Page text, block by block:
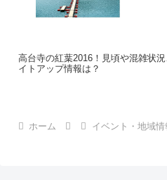
高台寺の紅葉2016！見頃や混雑状況
イトアップ情報は？
ホーム イベント・地域情